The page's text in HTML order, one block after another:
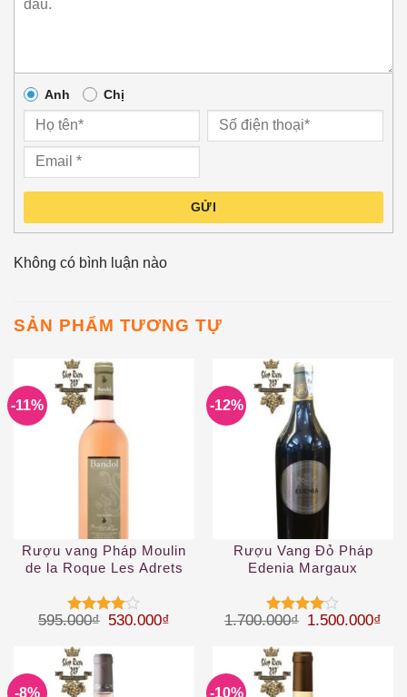
Anh Chị
GỬI
Không có bình luận nào
SẢN PHẨM TƯƠNG TỰ
-11%
Rượu vang Pháp Moulin
de la Roque Les Adrets
Được
45 sao
595.000₫ Giá gốc là: 595.000₫.
530.000₫ Giá hiện tại là: 530.000₫.
-12%
Rượu Vang Đỏ Pháp
Edenia Margaux
Được
45 sao
1.700.000₫ Giá gốc là:
1.500.000₫
-8% -10%